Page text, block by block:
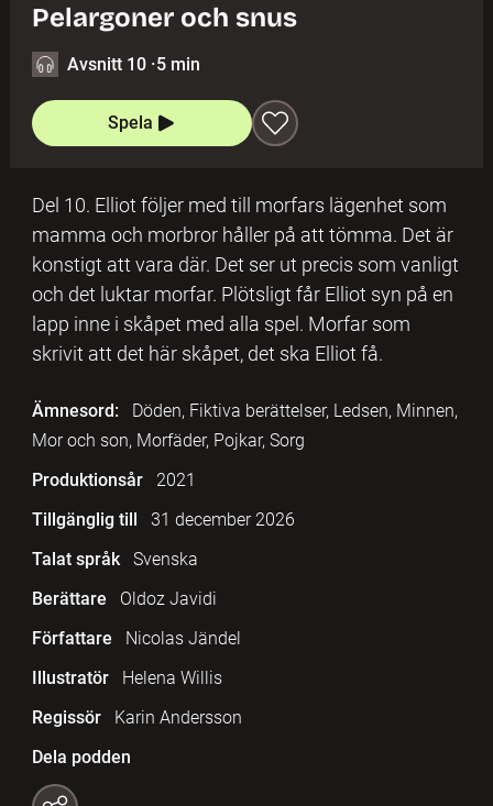
Pelargoner och snus
Avsnitt 10 ·5 min
Spela
Del 10. Elliot följer med till morfars lägenhet som
mamma och morbror håller på att tömma. Det är
konstigt att vara där. Det ser ut precis som vanligt
och det luktar morfar. Plötsligt får Elliot syn på en
lapp inne i skåpet med alla spel. Morfar som
skrivit att det här skåpet, det ska Elliot få.
Ämnesord:
Döden, Fiktiva berättelser, Ledsen, Minnen,
Mor och son, Morfäder, Pojkar, Sorg
Produktionsår
2021
Tillgänglig till
31 december 2026
Talat språk
Svenska
Berättare
Oldoz Javidi
Författare
Nicolas Jändel
Illustratör
Helena Willis
Regissör
Karin Andersson
Dela podden